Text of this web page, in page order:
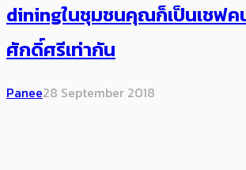
diningในชุมชนคุณก็เป็นเชฟค
ศักดิ์ศรีเท่ากัน
Panee28 September 2018